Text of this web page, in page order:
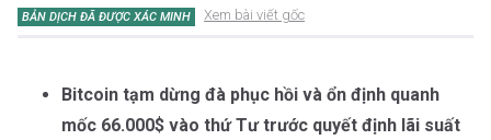
BẢN DỊCH ĐÃ ĐƯỢC XÁC MINH Xem bài viết gốc
Bitcoin tạm dừng đà phục hồi và ổn định quanh
mốc 66.000$ vào thứ Tư trước quyết định lãi suất